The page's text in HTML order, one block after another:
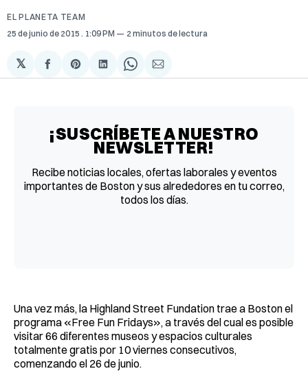
EL PLANETA TEAM
25 de junio de 2015 . 1:09 PM 2 minutos de lectura
𝕏
Compartir
en
Share
on
Compartir
en
Share
on
Compartir
via
¡SUSCRÍBETE A NUESTRO
NEWSLETTER!
Recibe noticias locales, ofertas laborales y eventos
importantes de Boston y sus alrededores en tu correo,
todos los días.
Una vez más, la Highland Street Fundation trae a Boston el
programa «Free Fun Fridays», a través del cual es posible
visitar 66 diferentes museos y espacios culturales
totalmente gratis por 10 viernes consecutivos,
comenzando el 26 de junio.